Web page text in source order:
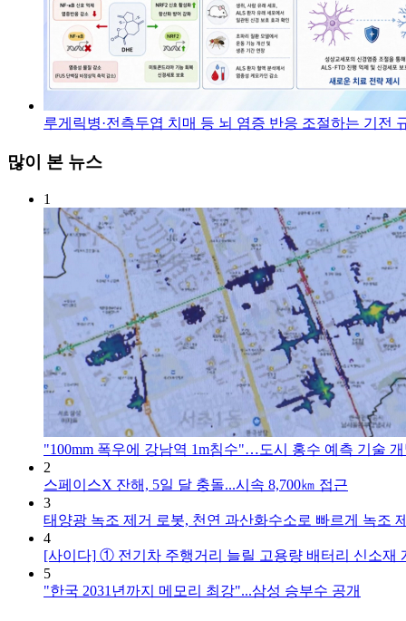
루게릭병·전측두엽 치매 등 뇌 염증 반응 조절하는 기전
많이 본 뉴스
1
"100mm 폭우에 강남역 1m침수"…도시 홍수 예측 기술
2
스페이스X 잔해, 5일 달 충돌...시속 8,700㎞ 접근
3
태양광 녹조 제거 로봇, 천연 과산화수소로 빠르게 녹조
4
[사이다] ① 전기차 주행거리 늘릴 고용량 배터리 신소재
5
"한국 2031년까지 메모리 최강"...삼성 승부수 공개